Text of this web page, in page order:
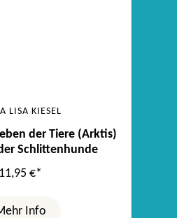
LISA KIESEL
der Tiere (Arktis)
Schlittenhunde
11,95 €*
Info